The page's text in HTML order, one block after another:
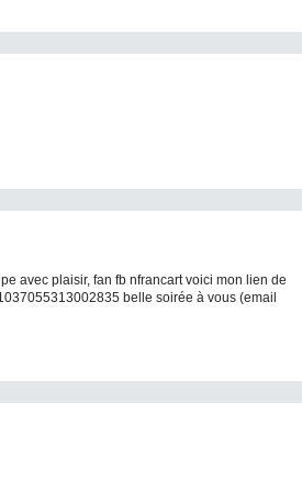
avec plaisir, fan fb nfrancart voici mon lien de
belle soirée à vous (email